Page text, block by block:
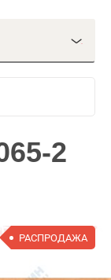
2
РАСПРОДАЖА